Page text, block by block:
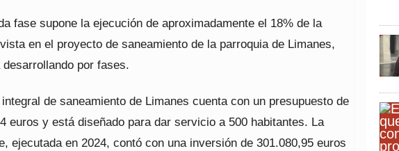
fase supone la ejecución de aproximadamente el 18% de la
en el proyecto de saneamiento de la parroquia de Limanes,
por fases.
de saneamiento de Limanes cuenta con un presupuesto de
euros y está diseñado para dar servicio a 500 habitantes. La
ejecutada en 2024, contó con una inversión de 301.080,95 euros